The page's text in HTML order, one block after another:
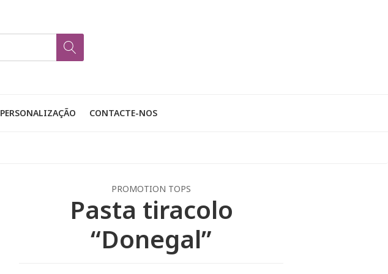
PERSONALIZAÇÃO CONTACTE-NOS
PROMOTION TOPS
Pasta tiracolo
“Donegal”